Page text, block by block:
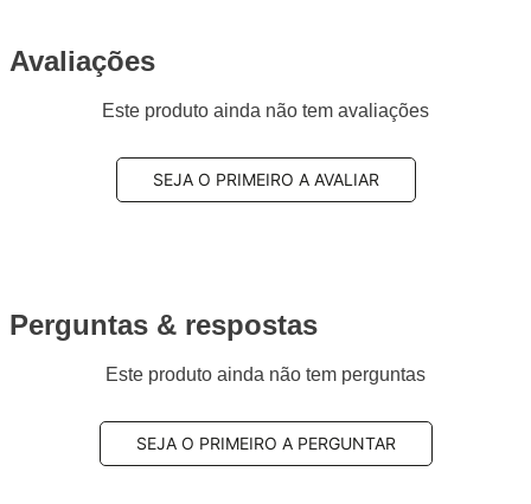
Avaliações
Este produto ainda não tem avaliações
SEJA O PRIMEIRO A AVALIAR
Perguntas & respostas
Este produto ainda não tem perguntas
SEJA O PRIMEIRO A PERGUNTAR